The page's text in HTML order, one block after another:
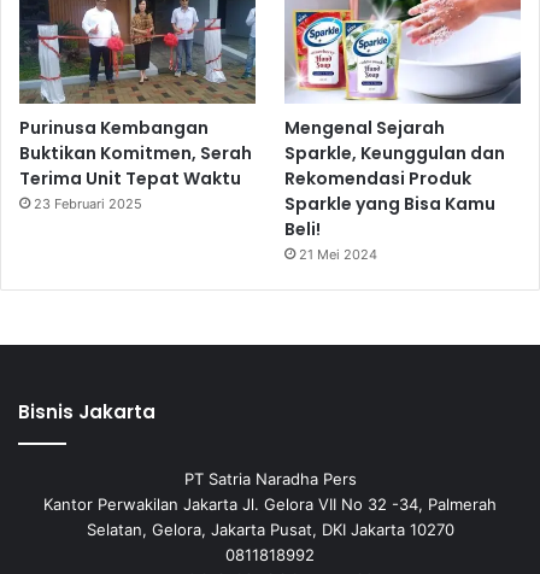
Purinusa Kembangan
Buktikan Komitmen, Serah
Terima Unit Tepat Waktu
23 Februari 2025
Mengenal Sejarah
Sparkle, Keunggulan dan
Rekomendasi Produk
Sparkle yang Bisa Kamu
Beli!
21 Mei 2024
Bisnis Jakarta
PT Satria Naradha Pers
Kantor Perwakilan Jakarta Jl. Gelora VII No 32 -34, Palmerah
Selatan, Gelora, Jakarta Pusat, DKI Jakarta 10270
0811818992